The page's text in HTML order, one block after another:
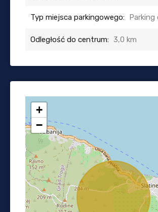
Typ miejsca parkingowego:
Odległość do centrum: 3,0 km
+
−